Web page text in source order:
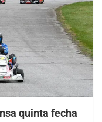
quinta fecha